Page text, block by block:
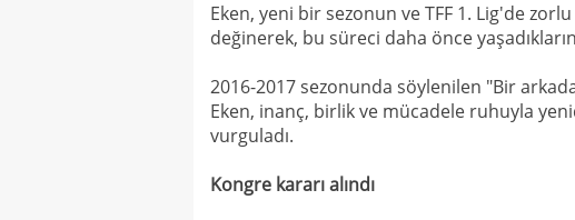
Eken, yeni bir sezonun ve TFF 1. Lig'de
değinerek, bu süreci daha önce
2016-2017 sezonunda söylenilen "Bir
Eken, inanç, birlik ve mücadele ruhuyla
vurguladı.
Kongre kararı alındı